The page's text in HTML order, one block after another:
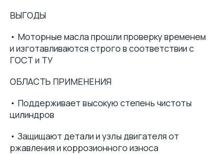
ВЫГОДЫ
• Моторные масла прошли проверку временем
и изготавливаются строго в соответствии с
ГОСТ и ТУ
ОБЛАСТЬ ПРИМЕНЕНИЯ
• Поддерживает высокую степень чистоты
цилиндров
• Защищают детали и узлы двигателя от
ржавления и коррозионного износа